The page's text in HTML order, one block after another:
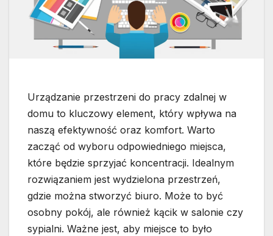
Urządzanie przestrzeni do pracy zdalnej w
domu to kluczowy element, który wpływa na
naszą efektywność oraz komfort. Warto
zacząć od wyboru odpowiedniego miejsca,
które będzie sprzyjać koncentracji. Idealnym
rozwiązaniem jest wydzielona przestrzeń,
gdzie można stworzyć biuro. Może to być
osobny pokój, ale również kącik w salonie czy
sypialni. Ważne jest, aby miejsce to było